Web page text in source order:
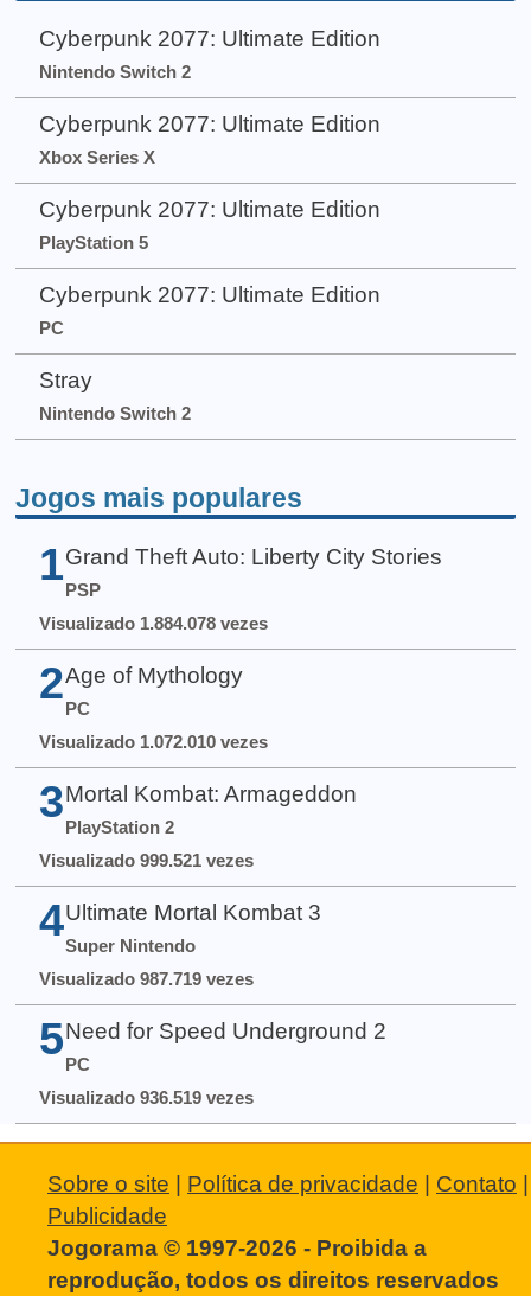
Cyberpunk 2077: Ultimate Edition
Nintendo Switch 2
Cyberpunk 2077: Ultimate Edition
Xbox Series X
Cyberpunk 2077: Ultimate Edition
PlayStation 5
Cyberpunk 2077: Ultimate Edition
PC
Stray
Nintendo Switch 2
Jogos mais populares
1 Grand Theft Auto: Liberty City Stories
PSP
Visualizado 1.884.078 vezes
2 Age of Mythology
PC
Visualizado 1.072.010 vezes
3 Mortal Kombat: Armageddon
PlayStation 2
Visualizado 999.521 vezes
4 Ultimate Mortal Kombat 3
Super Nintendo
Visualizado 987.719 vezes
5 Need for Speed Underground 2
PC
Visualizado 936.519 vezes
Sobre o site | Política de privacidade | Contato |
Publicidade
Jogorama © 1997-2026 - Proibida a
reprodução, todos os direitos reservados